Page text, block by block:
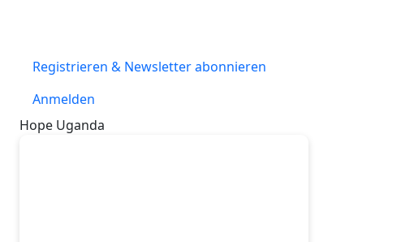
Registrieren & Newsletter abonnieren
Anmelden
Hope Uganda